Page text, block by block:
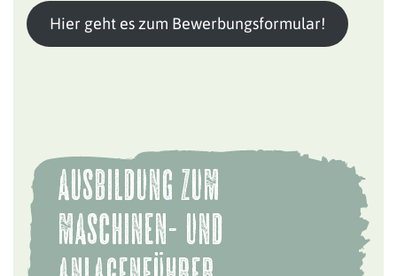
Hier geht es zum Bewerbungsformular!
Ausbildung zum
Maschinen- und